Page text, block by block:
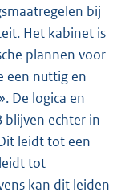
bij
Het kabinet is
plannen voor
een nuttig en
De logica en
blijven echter in
leidt tot een
tot
kan dit leiden